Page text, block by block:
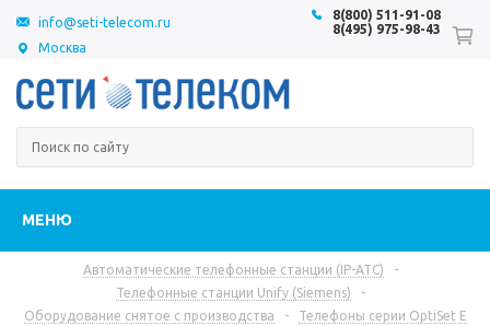
Москва
8(800) 511-91-08
8(495) 975-98-43
info@seti-telecom.ru
МЕНЮ
Автоматические телефонные станции (IP-АТС)
-
Телефонные станции Unify (Siemens)
-
Оборудование снятое с производства
-
Телефоны серии OptiSet E